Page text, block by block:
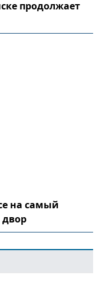
продолжает
на самый